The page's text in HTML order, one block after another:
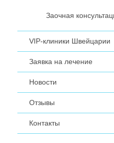
Заочная
VIP-клиники Швейцарии
Заявка на лечение
Новости
Отзывы
Контакты